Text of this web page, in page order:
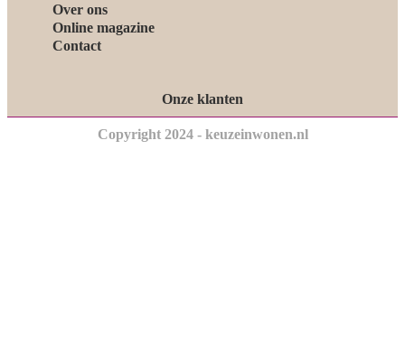
Over ons
Online magazine
Contact
Onze klanten
Copyright 2024 - keuzeinwonen.nl